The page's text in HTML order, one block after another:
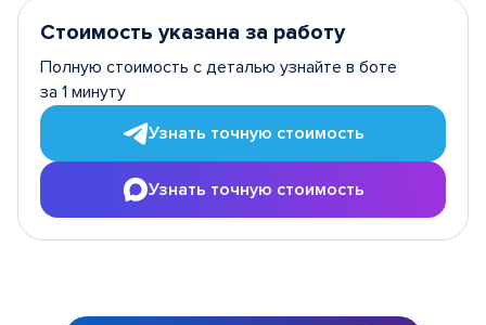
Стоимость указана за работу
Полную стоимость с деталью узнайте в боте
за 1 минуту
Узнать точную стоимость
Узнать точную стоимость